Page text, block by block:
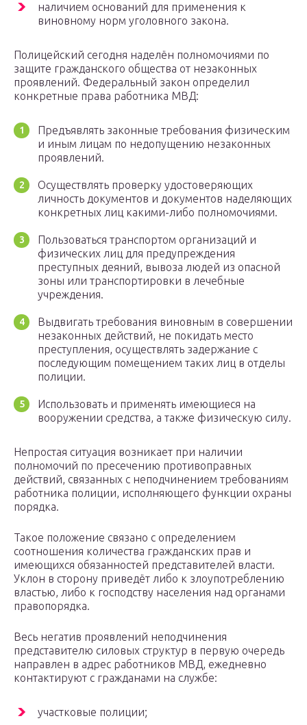
наличием оснований для применения к
виновному норм уголовного закона.
Полицейский сегодня наделён полномочиями по
защите гражданского общества от незаконных
проявлений. Федеральный закон определил
конкретные права работника МВД:
Предъявлять законные требования физическим
и иным лицам по недопущению незаконных
проявлений.
Осуществлять проверку удостоверяющих
личность документов и документов наделяющих
конкретных лиц какими-либо полномочиями.
Пользоваться транспортом организаций и
физических лиц для предупреждения
преступных деяний, вывоза людей из опасной
зоны или транспортировки в лечебные
учреждения.
Выдвигать требования виновным в совершении
незаконных действий, не покидать место
преступления, осуществлять задержание с
последующим помещением таких лиц в отделы
полиции.
Использовать и применять имеющиеся на
вооружении средства, а также физическую силу.
Непростая ситуация возникает при наличии
полномочий по пресечению противоправных
действий, связанных с неподчинением требованиям
работника полиции, исполняющего функции охраны
порядка.
Такое положение связано с определением
соотношения количества гражданских прав и
имеющихся обязанностей представителей власти.
Уклон в сторону приведёт либо к злоупотреблению
властью, либо к господству населения над органами
правопорядка.
Весь негатив проявлений неподчинения
представителю силовых структур в первую очередь
направлен в адрес работников МВД, ежедневно
контактируют с гражданами на службе:
участковые полиции;